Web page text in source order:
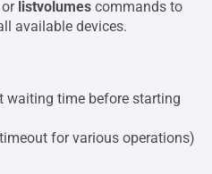
or listvolumes commands to
available devices.
waiting time before starting
for various operations)